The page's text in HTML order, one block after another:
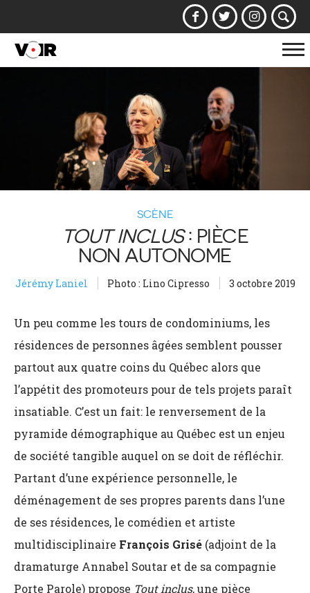
la
SCÈNE
TOUT INCLUS: PIÈCE
NON AUTONOME
Jérémy Laniel Photo : Lino Cipresso 3 octobre 2019
Un peu comme les tours de condominiums, les
résidences de personnes âgées semblent pousser
partout aux quatre coins du Québec alors que
l’appétit des promoteurs pour de tels projets paraît
insatiable. C’est un fait: le renversement de la
pyramide démographique au Québec est un enjeu
de société tangible auquel on se doit de réfléchir.
Partant d’une expérience personnelle, le
déménagement de ses propres parents dans l’une
de ses résidences, le comédien et artiste
multidisciplinaire François Grisé (adjoint de la
dramaturge Annabel Soutar et de sa compagnie
Porte Parole) propose Tout inclus,une pièce